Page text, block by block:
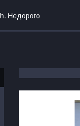
Недорого